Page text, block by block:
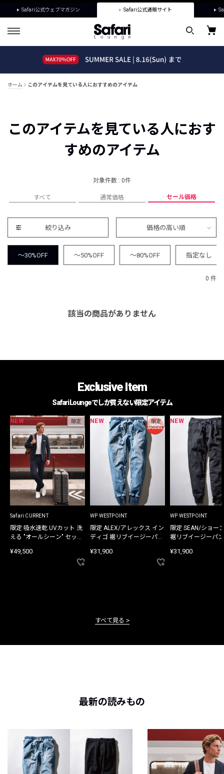
Safari公式ウェブマガジン Safari公式通販サイト
ホーム このアイテムを見ている人におすすめのアイテム
このアイテムを見ている人におす
すめのアイテム
対象件数 : 0件
すべて 通常価格 セール価格
絞り込み 価格の高い順
～30%OFF ～50%OFF ～80%OFF 指定なし
0 件
該当の商品がありません
Exclusive Item
Safari Loungeでしか買えない限定アイテム
NEW 限定
Safari CURRENT
限定 吸水速乾 UVカット 洗
える "オールシーン" セット
¥49,500
NEW 限定
WP WESTPOINT
限定 ALEX/アレックス イン
ディゴ 裾リブイージーパン
¥31,900
NEW
WP WESTPOINT
限定 SEAN/ショー
裾リブイージーパ
¥31,900
すべて見る
最新の読みもの